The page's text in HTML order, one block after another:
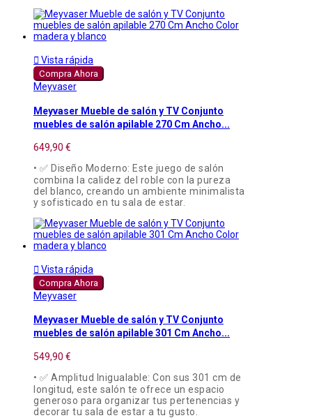
 Vista rápida
Compra Ahora
Meyvaser
Meyvaser Mueble de salón y TV Conjunto
muebles de salón apilable 270 Cm Ancho...
649,90 €
• ✅ Diseño Moderno: Este juego de salón
combina la calidez del roble con la pureza
del blanco, creando un ambiente minimalista
y sofisticado en tu sala de estar.
 Vista rápida
Compra Ahora
Meyvaser
Meyvaser Mueble de salón y TV Conjunto
muebles de salón apilable 301 Cm Ancho...
549,90 €
• ✅ Amplitud Inigualable: Con sus 301 cm de
longitud, este salón te ofrece un espacio
generoso para organizar tus pertenencias y
decorar tu sala de estar a tu gusto.